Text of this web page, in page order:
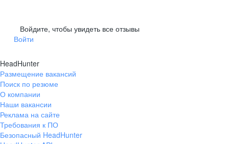
Войдите, чтобы увидеть все отзывы
Войти
HeadHunter
Размещение вакансий
Поиск по резюме
О компании
Наши вакансии
Реклама на сайте
Требования к ПО
Безопасный HeadHunter